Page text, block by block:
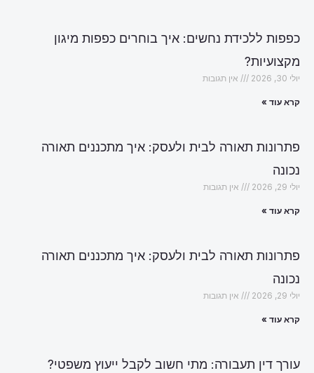
כפפות ללכידת נחשים: איך בוחרים כפפות מיגון
מקצועיות?
יולי 30, 2026 אין תגובות
קרא עוד »
פתרונות תאורה לבית ולעסק: איך מתכננים תאורה
נכונה
יולי 29, 2026 אין תגובות
קרא עוד »
פתרונות תאורה לבית ולעסק: איך מתכננים תאורה
נכונה
יולי 29, 2026 אין תגובות
קרא עוד »
עורך דין תעבורה: מתי חשוב לקבל ייעוץ משפטי?